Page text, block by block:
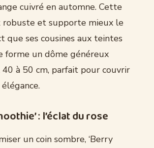
cuivré en automne. Cette
robuste et supporte mieux le
que ses cousines aux teintes
forme un dôme généreux
à 50 cm, parfait pour couvrir
: l’éclat du rose
un coin sombre, ‘Berry